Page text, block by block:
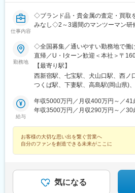
駅、川和町駅、雀宮駅、岡本駅(栃
里駅、栗橋駅、樅山駅、湯河原駅、
駅、楡木駅、原木中山駅、東林間駅
駅、新守谷駅、流山おおたかの森駅
駅、瀬谷駅、北茅ケ崎駅、千葉ニュ
泉駅、公津の杜駅、八街駅、茂原駅
西立川駅、北八王子駅、三鷹駅、曳
崎台駅、並木北駅、古淵駅、矢板駅
港駅(大阪モノレール)、狛江駅、芳
保原駅、肥後橋駅、下板橋駅、登戸
山陽女学園前駅、球場前駅(高知県)
仕事内容
◇ブランド品・貴金属の査定・買取
みなし◇2～3週間のマンツーマン研
勤務地
◇全国募集／通いやすい勤務地で働
直帰／U・Iターン歓迎＜本社＞〒
丁目1番1号 住友不動産新宿ファー
勤はありません。■その他勤務地・
ト先やご希望の全国
【最寄り駅】
西新宿駅、七宝駅、犬山口駅、西ノ
つくば駅、下妻駅、高島駅(岡山県)
くりこま高原駅、長町一丁目駅、宇
青谷駅、天ケ瀬駅、有佐駅、吉井駅(
駅(三重県)、三瀬谷駅、南鳥海駅、
駅(滋賀県)、堅田駅、近江長岡駅、
公園駅、蛍池駅、津久見駅、松浦
作駅、和泉多摩川駅、井荻駅、阿波
給与
年収5000万円／月収400万円～／41
年収3500万円／月収290万円～／30
お客様の大切な思い出を繋ぐ営業へ
自分のファンを創造できる未来がここに
気になる